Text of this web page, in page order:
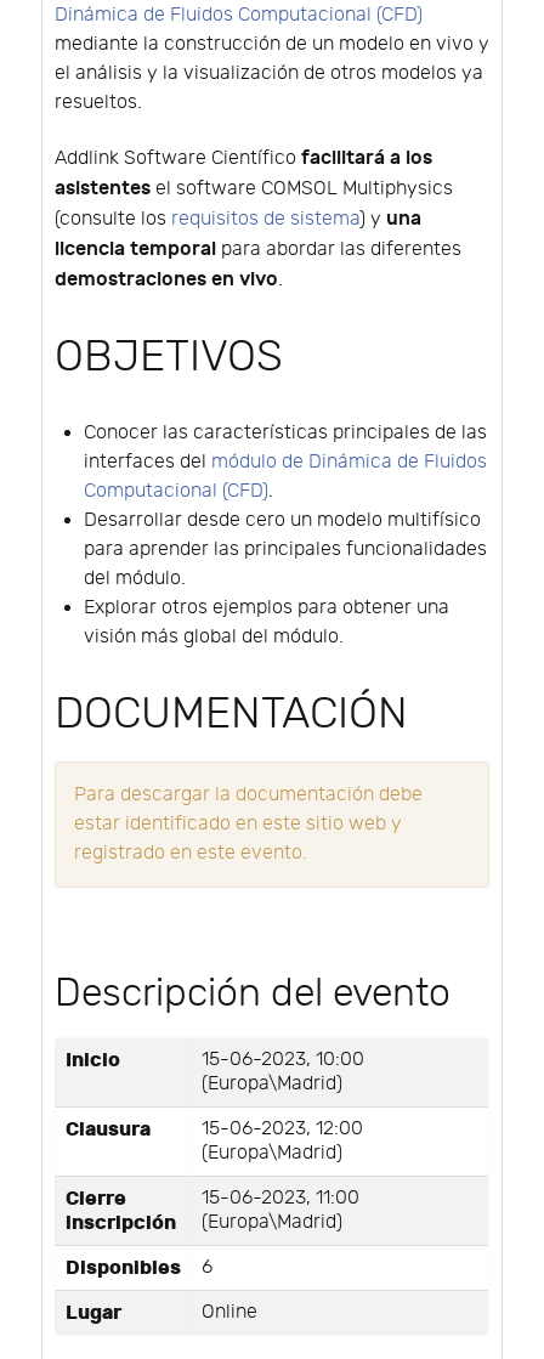
Dinámica de Fluidos Computacional (CFD)
mediante la construcción de un modelo en vivo y
el análisis y la visualización de otros modelos ya
resueltos.
Addlink Software Científico facilitará a los
asistentes el software COMSOL Multiphysics
(consulte los requisitos de sistema) y una
licencia temporal para abordar las diferentes
demostraciones en vivo.
OBJETIVOS
Conocer las características principales de las
interfaces del módulo de Dinámica de Fluidos
Computacional (CFD).
Desarrollar desde cero un modelo multifísico
para aprender las principales funcionalidades
del módulo.
Explorar otros ejemplos para obtener una
visión más global del módulo.
DOCUMENTACIÓN
Para descargar la documentación debe
estar identificado en este sitio web y
registrado en este evento.
Descripción del evento
Inicio
15-06-2023, 10:00
(Europa\Madrid)
Clausura
15-06-2023, 12:00
(Europa\Madrid)
Cierre
inscripción
15-06-2023, 11:00
(Europa\Madrid)
Disponibles 6
Lugar Online